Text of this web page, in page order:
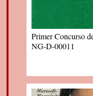
Primer Concurso
NG-D-00011